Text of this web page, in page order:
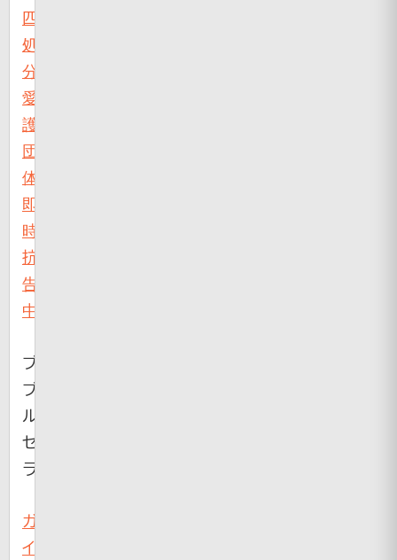
匹
処
分
愛
護
団
体
即
時
抗
告
中
ブ・・・
ブ
ル
セ
ラ！？
ガ
イ